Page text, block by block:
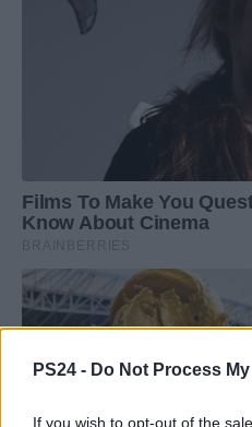
PS24 - Do Not Process
If you wish to opt-out of the